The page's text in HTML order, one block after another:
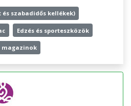
és szabadidős kellékek)
Edzés és sporteszközök
magazinok